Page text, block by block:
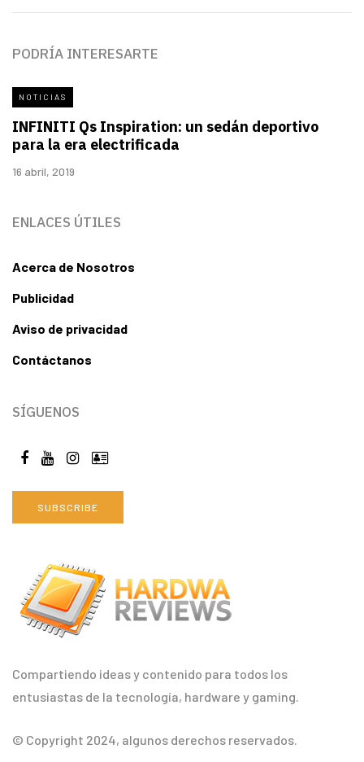
Compartiendo ideas y contenido para todos los
entusiastas de la tecnología, hardware y gaming.
© Copyright 2024, algunos derechos reservados.
PODRÍA INTERESARTE
NOTICIAS
INFINITI Qs Inspiration: un sedán deportivo
para la era electrificada
16 abril, 2019
ENLACES ÚTILES
Acerca de Nosotros
Publicidad
Aviso de privacidad
Contáctanos
SÍGUENOS
SUBSCRIBE